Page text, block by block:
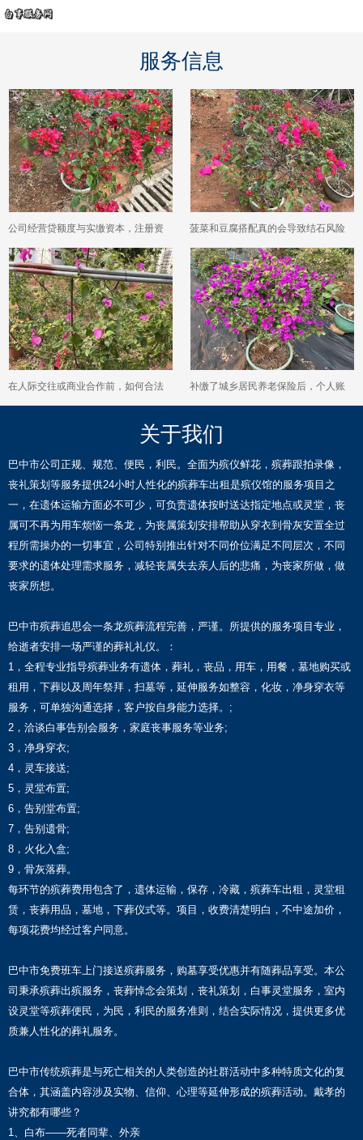
服务信息
公司经营贷额度与实缴资本，注册资
本对额度影响
菠菜和豆腐搭配真的会导致结石风险
大幅增加吗？
在人际交往或商业合作前，如何合法
合规地查询对方的信用状况？
补缴了城乡居民养老保险后，个人账
户的累计金额会如何进行计算？
关于我们
巴中市公司正规、规范、便民，利民。全面为殡仪鲜花，殡葬跟拍录像，
丧礼策划等服务提供24小时人性化的殡葬车出租是殡仪馆的服务项目之
一，在遗体运输方面必不可少，可负责遗体按时送达指定地点或灵堂，丧
属可不再为用车烦恼一条龙，为丧属策划安排帮助从穿衣到骨灰安置全过
程所需操办的一切事宜，公司特别推出针对不同价位满足不同层次，不同
要求的遗体处理需求服务，减轻丧属失去亲人后的悲痛，为丧家所做，做
丧家所想。
巴中市殡葬追思会一条龙殡葬流程完善，严谨。所提供的服务项目专业，
给逝者安排一场严谨的葬礼礼仪。：
1，全程专业指导殡葬业务有遗体，葬礼，丧品，用车，用餐，墓地购买或
租用，下葬以及周年祭拜，扫墓等，延伸服务如整容，化妆，净身穿衣等
服务，可单独沟通选择，客户按自身能力选择。;
2，洽谈白事告别会服务，家庭丧事服务等业务;
3，净身穿衣;
4，灵车接送;
5，灵堂布置;
6，告别堂布置;
7，告别遗骨;
8，火化入盒;
9，骨灰落葬。
每环节的殡葬费用包含了，遗体运输，保存，冷藏，殡葬车出租，灵堂租
赁，丧葬用品，墓地，下葬仪式等。项目，收费清楚明白，不中途加价，
每项花费均经过客户同意。
巴中市免费班车上门接送殡葬服务，购墓享受优惠并有随葬品享受。本公
司秉承殡葬出殡服务，丧葬悼念会策划，丧礼策划，白事灵堂服务，室内
设灵堂等殡葬便民，为民，利民的服务准则，结合实际情况，提供更多优
质兼人性化的葬礼服务。
巴中市传统殡葬是与死亡相关的人类创造的社群活动中多种特质文化的复
合体，其涵盖内容涉及实物、信仰、心理等延伸形成的殡葬活动。戴孝的
讲究都有哪些？
1、白布——死者同辈、外亲